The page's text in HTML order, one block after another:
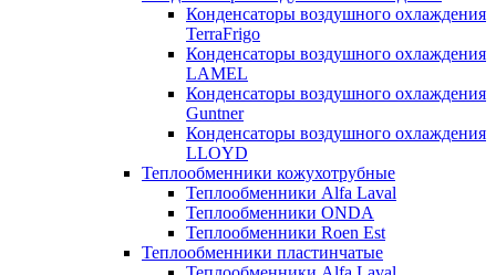
Конденсаторы воздушного охлаждения
TerraFrigo
Конденсаторы воздушного охлаждения
LAMEL
Конденсаторы воздушного охлаждения
Guntner
Конденсаторы воздушного охлаждения
LLOYD
Теплообменники кожухотрубные
Теплообменники Alfa Laval
Теплообменники ONDA
Теплообменники Roen Est
Теплообменники пластинчатые